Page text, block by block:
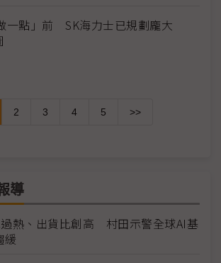
一點」前 SK海力士已規劃龐大
2 3 4 5 >>
導
過熱、出貨比創高 村田示警全球AI基
緩